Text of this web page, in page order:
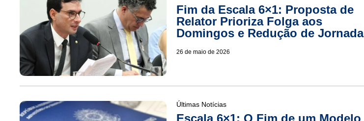
Fim da Escala 6×1: Proposta de
Relator Prioriza Folga aos
Domingos e Redução de Jornada
26 de maio de 2026
Últimas Notícias
Escala 6×1: O Fim de um Modelo